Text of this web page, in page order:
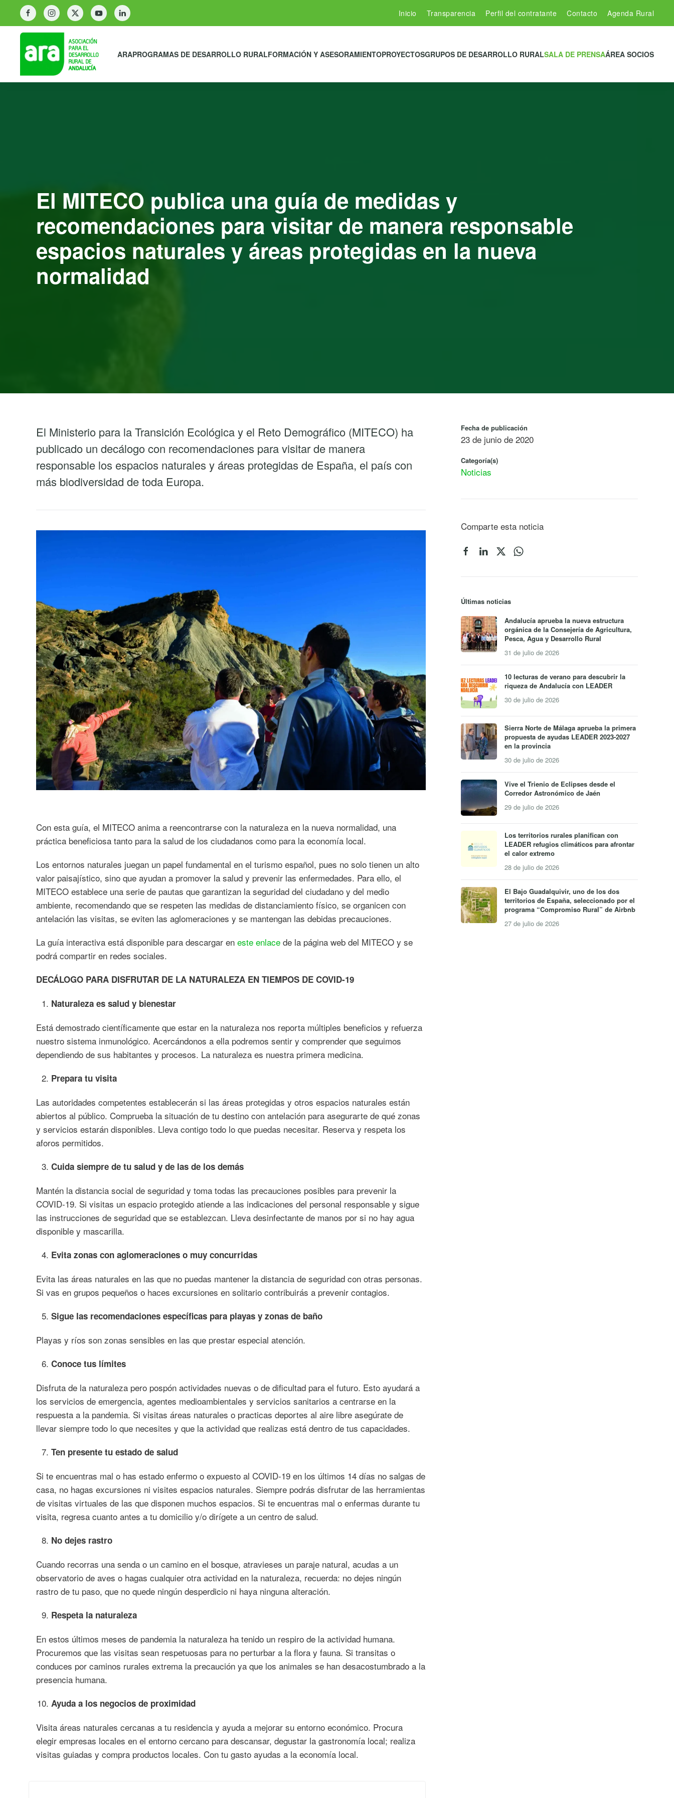
Inicio Transparencia Perfil del contratante Contacto Agenda Rural
ARAPROGRAMAS DE DESARROLLO RURALFORMACIÓN Y ASESORAMIENTOPROYECTOSGRUPOS DE DESARROLLO RURALSALA DE PRENSAÁREA SOCIOS
El MITECO publica una guía de medidas y
recomendaciones para visitar de manera responsable
espacios naturales y áreas protegidas en la nueva
normalidad
El Ministerio para la Transición Ecológica y el Reto Demográfico (MITECO) ha
publicado un decálogo con recomendaciones para visitar de manera
responsable los espacios naturales y áreas protegidas de España, el país con
más biodiversidad de toda Europa.
Con esta guía, el MITECO anima a reencontrarse con la naturaleza en la nueva normalidad, una
práctica beneficiosa tanto para la salud de los ciudadanos como para la economía local.
Los entornos naturales juegan un papel fundamental en el turismo español, pues no solo tienen un alto
valor paisajístico, sino que ayudan a promover la salud y prevenir las enfermedades. Para ello, el
MITECO establece una serie de pautas que garantizan la seguridad del ciudadano y del medio
ambiente, recomendando que se respeten las medidas de distanciamiento físico, se organicen con
antelación las visitas, se eviten las aglomeraciones y se mantengan las debidas precauciones.
La guía interactiva está disponible para descargar en este enlace de la página web del MITECO y se
podrá compartir en redes sociales.
DECÁLOGO PARA DISFRUTAR DE LA NATURALEZA EN TIEMPOS DE COVID-19
Naturaleza es salud y bienestar
Está demostrado científicamente que estar en la naturaleza nos reporta múltiples beneficios y refuerza
nuestro sistema inmunológico. Acercándonos a ella podremos sentir y comprender que seguimos
dependiendo de sus habitantes y procesos. La naturaleza es nuestra primera medicina.
Prepara tu visita
Las autoridades competentes establecerán si las áreas protegidas y otros espacios naturales están
abiertos al público. Comprueba la situación de tu destino con antelación para asegurarte de qué zonas
y servicios estarán disponibles. Lleva contigo todo lo que puedas necesitar. Reserva y respeta los
aforos permitidos.
Cuida siempre de tu salud y de las de los demás
Mantén la distancia social de seguridad y toma todas las precauciones posibles para prevenir la
COVID-19. Si visitas un espacio protegido atiende a las indicaciones del personal responsable y sigue
las instrucciones de seguridad que se establezcan. Lleva desinfectante de manos por si no hay agua
disponible y mascarilla.
Evita zonas con aglomeraciones o muy concurridas
Evita las áreas naturales en las que no puedas mantener la distancia de seguridad con otras personas.
Si vas en grupos pequeños o haces excursiones en solitario contribuirás a prevenir contagios.
Sigue las recomendaciones específicas para playas y zonas de baño
Playas y ríos son zonas sensibles en las que prestar especial atención.
Conoce tus límites
Disfruta de la naturaleza pero pospón actividades nuevas o de dificultad para el futuro. Esto ayudará a
los servicios de emergencia, agentes medioambientales y servicios sanitarios a centrarse en la
respuesta a la pandemia. Si visitas áreas naturales o practicas deportes al aire libre asegúrate de
llevar siempre todo lo que necesites y que la actividad que realizas está dentro de tus capacidades.
Ten presente tu estado de salud
Si te encuentras mal o has estado enfermo o expuesto al COVID-19 en los últimos 14 días no salgas de
casa, no hagas excursiones ni visites espacios naturales. Siempre podrás disfrutar de las herramientas
de visitas virtuales de las que disponen muchos espacios. Si te encuentras mal o enfermas durante tu
visita, regresa cuanto antes a tu domicilio y/o dirígete a un centro de salud.
No dejes rastro
Cuando recorras una senda o un camino en el bosque, atravieses un paraje natural, acudas a un
observatorio de aves o hagas cualquier otra actividad en la naturaleza, recuerda: no dejes ningún
rastro de tu paso, que no quede ningún desperdicio ni haya ninguna alteración.
Respeta la naturaleza
En estos últimos meses de pandemia la naturaleza ha tenido un respiro de la actividad humana.
Procuremos que las visitas sean respetuosas para no perturbar a la flora y fauna. Si transitas o
conduces por caminos rurales extrema la precaución ya que los animales se han desacostumbrado a la
presencia humana.
Ayuda a los negocios de proximidad
Visita áreas naturales cercanas a tu residencia y ayuda a mejorar su entorno económico. Procura
elegir empresas locales en el entorno cercano para descansar, degustar la gastronomía local; realiza
visitas guiadas y compra productos locales. Con tu gasto ayudas a la economía local.
Fecha de publicación
23 de junio de 2020
Categoría(s)
Noticias
Comparte esta noticia
Últimas noticias
Andalucía aprueba la nueva estructura
orgánica de la Consejería de Agricultura,
Pesca, Agua y Desarrollo Rural
31 de julio de 2026
10 lecturas de verano para descubrir la
riqueza de Andalucía con LEADER
30 de julio de 2026
Sierra Norte de Málaga aprueba la primera
propuesta de ayudas LEADER 2023-2027
en la provincia
30 de julio de 2026
Vive el Trienio de Eclipses desde el
Corredor Astronómico de Jaén
29 de julio de 2026
Los territorios rurales planifican con
LEADER refugios climáticos para afrontar
el calor extremo
28 de julio de 2026
El Bajo Guadalquivir, uno de los dos
territorios de España, seleccionado por el
programa “Compromiso Rural” de Airbnb
27 de julio de 2026